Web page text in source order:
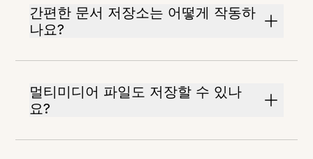
간편한 문서 저장소는 어떻게 작동하
나요?
멀티미디어 파일도 저장할 수 있나
요?